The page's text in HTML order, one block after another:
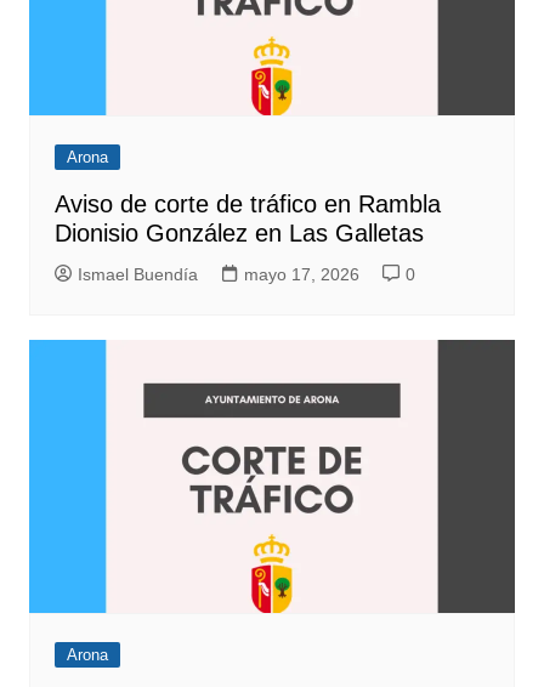
Arona
Aviso de corte de tráfico en Rambla
Dionisio González en Las Galletas
Ismael Buendía mayo 17, 2026 0
Arona